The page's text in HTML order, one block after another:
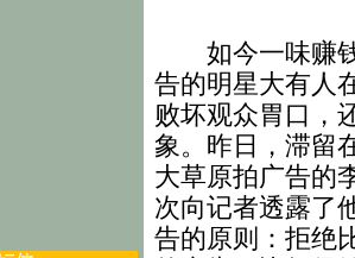
如今一味赚
告的明星大有人
败坏观众胃口，
象。昨日，滞留
大草原拍广告的
次向记者透露了
告的原则：拒绝